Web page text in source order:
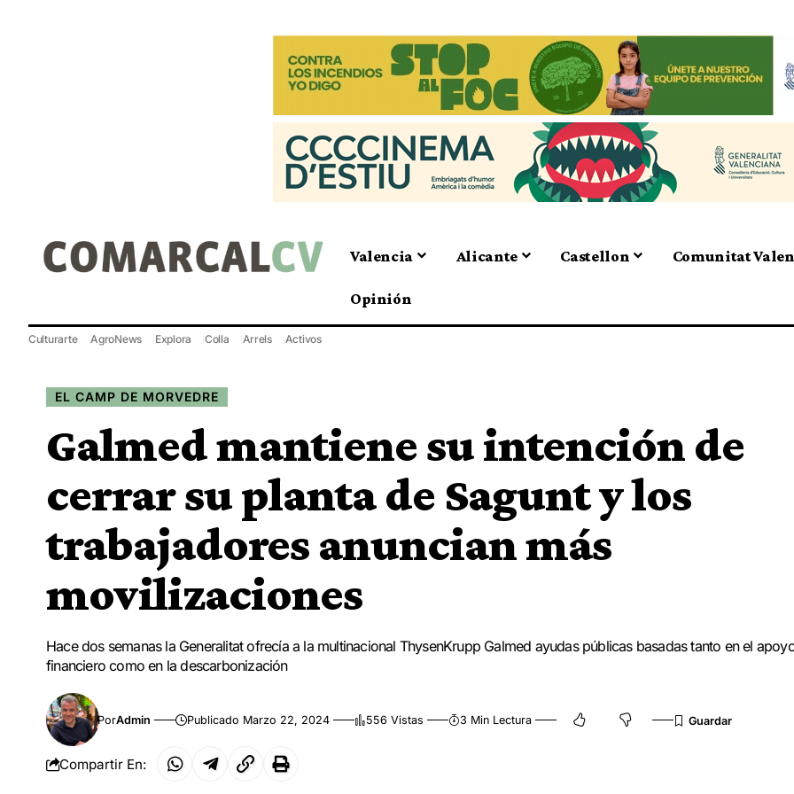
Valencia Alicante Castellon Comunitat
Opinión
Culturarte AgroNews Explora Colla Arrels Activos
EL CAMP DE MORVEDRE
Galmed mantiene su intención de
cerrar su planta de Sagunt y los
trabajadores anuncian más
movilizaciones
Hace dos semanas la Generalitat ofrecía a la multinacional ThysenKrupp Galmed ayudas públicas basadas tanto en el
financiero como en la descarbonización
PorAdmin Publicado Marzo 22, 2024 556 Vistas 3 Min Lectura
Compartir En: